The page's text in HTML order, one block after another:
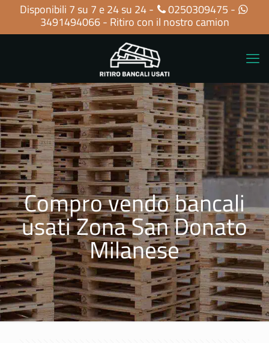
Disponibili 7 su 7 e 24 su 24 - 0250309475 -
3491494066- Ritiro con il nostro camion
Compro vendo bancali
usati Zona San Donato
Milanese